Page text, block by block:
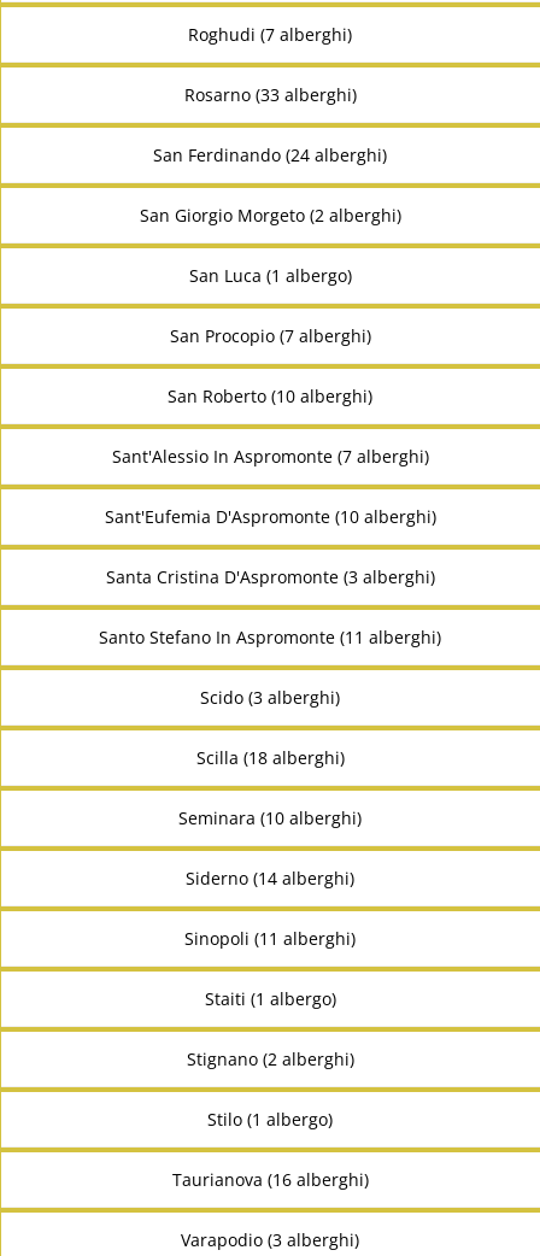
Roghudi (7 alberghi)
Rosarno (33 alberghi)
San Ferdinando (24 alberghi)
San Giorgio Morgeto (2 alberghi)
San Luca (1 albergo)
San Procopio (7 alberghi)
San Roberto (10 alberghi)
Sant'Alessio In Aspromonte (7 alberghi)
Sant'Eufemia D'Aspromonte (10 alberghi)
Santa Cristina D'Aspromonte (3 alberghi)
Santo Stefano In Aspromonte (11 alberghi)
Scido (3 alberghi)
Scilla (18 alberghi)
Seminara (10 alberghi)
Siderno (14 alberghi)
Sinopoli (11 alberghi)
Staiti (1 albergo)
Stignano (2 alberghi)
Stilo (1 albergo)
Taurianova (16 alberghi)
Varapodio (3 alberghi)